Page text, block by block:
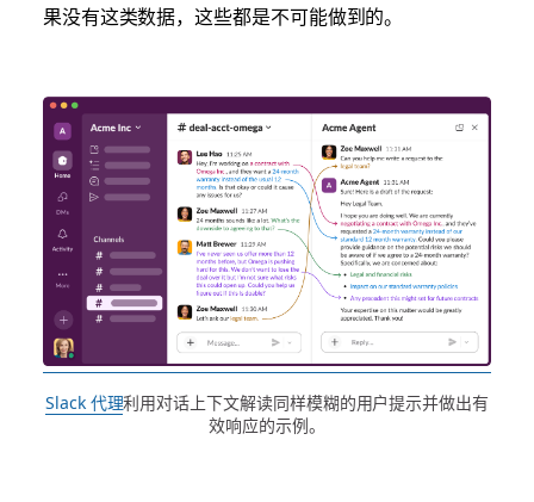
果没有这类数据，这些都是不可能做到的。
Slack 代理利用对话上下文解读同样模糊的用户提示并做出有
效响应的示例。